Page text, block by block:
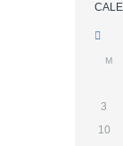
M
3
10